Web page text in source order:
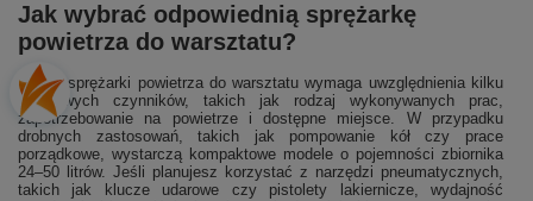
Jak wybrać odpowiednią sprężarkę
powietrza do warsztatu?
Wybór sprężarki powietrza do warsztatu wymaga uwzględnienia kilku
kluczowych czynników, takich jak rodzaj wykonywanych prac,
zapotrzebowanie na powietrze i dostępne miejsce. W przypadku
drobnych zastosowań, takich jak pompowanie kół czy prace
porządkowe, wystarczą kompaktowe modele o pojemności zbiornika
24–50 litrów. Jeśli planujesz korzystać z narzędzi pneumatycznych,
takich jak klucze udarowe czy pistolety lakiernicze, wydajność